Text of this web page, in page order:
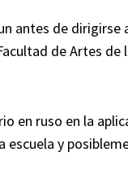
antes de dirigirse
de Artes de
en ruso en la
y